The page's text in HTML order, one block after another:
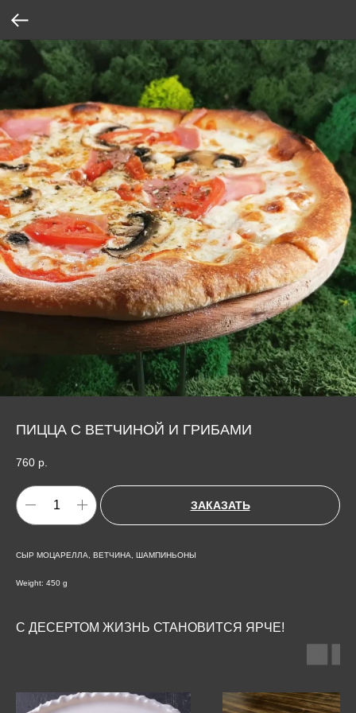
ПИЦЦА С ВЕТЧИНОЙ И ГРИБАМИ
760 р.
ЗАКАЗАТЬ
СЫР МОЦАРЕЛЛА, ВЕТЧИНА, ШАМПИНЬОНЫ
Weight: 450 g
С ДЕСЕРТОМ ЖИЗНЬ СТАНОВИТСЯ ЯРЧЕ!